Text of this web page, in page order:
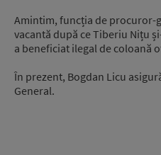
Amintim, funcția de procuror-
vacantă după ce Tiberiu Nițu
a beneficiat ilegal de coloană
În prezent, Bogdan Licu
General.